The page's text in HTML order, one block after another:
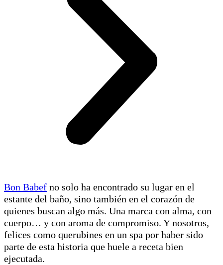
Bon Babef no solo ha encontrado su lugar en el
estante del baño, sino también en el corazón de
quienes buscan algo más. Una marca con alma, con
cuerpo… y con aroma de compromiso. Y nosotros,
felices como querubines en un spa por haber sido
parte de esta historia que huele a receta bien
ejecutada.